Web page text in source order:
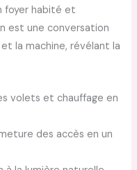
foyer habité et
est une conversation
la machine, révélant la
volets et chauffage en
des accès en un